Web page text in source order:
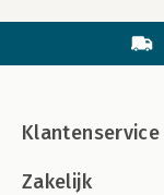
Klantenservice
Zakelijk